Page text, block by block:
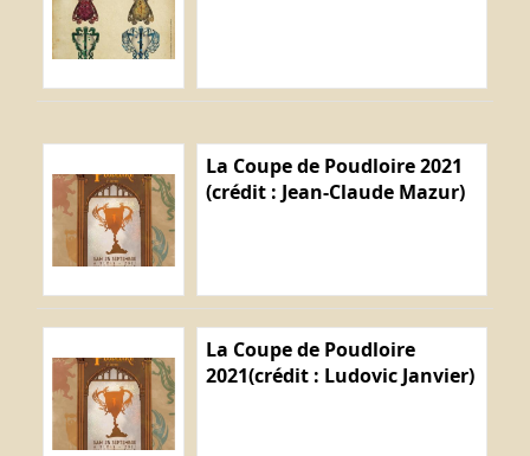
La Coupe de Poudloire 2021
(crédit : Jean-Claude Mazur)
La Coupe de Poudloire
2021(crédit : Ludovic Janvier)